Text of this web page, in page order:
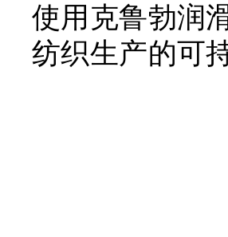
使用克鲁勃润
纺织生产的可